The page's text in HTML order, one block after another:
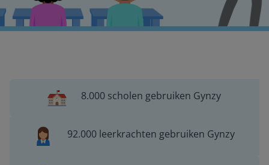
8.000 scholen gebruiken Gynzy
92.000 leerkrachten gebruiken Gynzy